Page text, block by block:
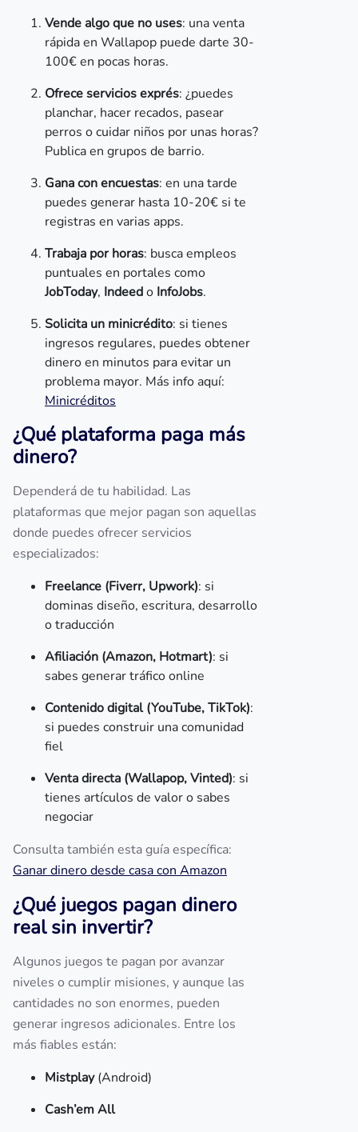
Vende algo que no uses: una venta
rápida en Wallapop puede darte 30-
100€ en pocas horas.
Ofrece servicios exprés: ¿puedes
planchar, hacer recados, pasear
perros o cuidar niños por unas horas?
Publica en grupos de barrio.
Gana con encuestas: en una tarde
puedes generar hasta 10-20€ si te
registras en varias apps.
Trabaja por horas: busca empleos
puntuales en portales como
JobToday, Indeedo InfoJobs.
Solicita un minicrédito: si tienes
ingresos regulares, puedes obtener
dinero en minutos para evitar un
problema mayor. Más info aquí:
Minicréditos
¿Qué plataforma paga más
dinero?
Dependerá de tu habilidad. Las
plataformas que mejor pagan son aquellas
donde puedes ofrecer servicios
especializados:
Freelance (Fiverr, Upwork): si
dominas diseño, escritura, desarrollo
o traducción
Afiliación (Amazon, Hotmart): si
sabes generar tráfico online
Contenido digital (YouTube, TikTok):
si puedes construir una comunidad
fiel
Venta directa (Wallapop, Vinted): si
tienes artículos de valor o sabes
negociar
Consulta también esta guía específica:
Ganar dinero desde casa con Amazon
¿Qué juegos pagan dinero
real sin invertir?
Algunos juegos te pagan por avanzar
niveles o cumplir misiones, y aunque las
cantidades no son enormes, pueden
generar ingresos adicionales. Entre los
más fiables están:
Mistplay(Android)
Cash’em All